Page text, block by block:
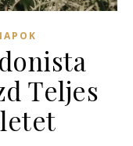
Teljes